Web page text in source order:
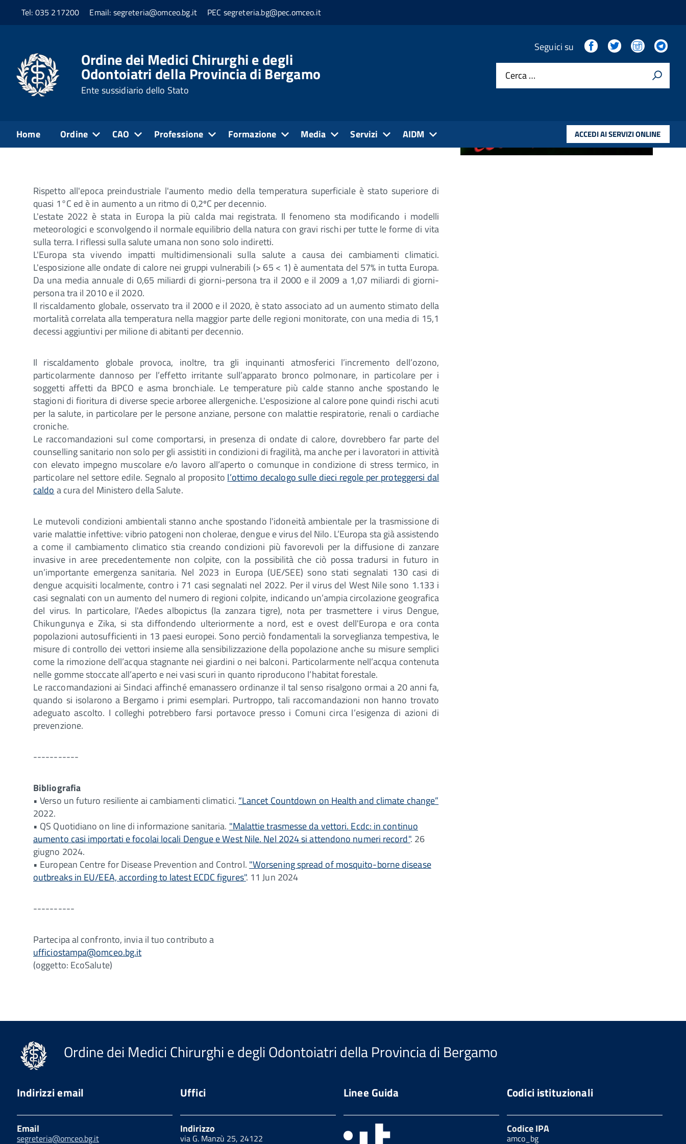
Tel: 035 217200 Email: segreteria@omceo.bg.it PEC segreteria.bg@pec.omceo.it
Ordine dei Medici Chirurghi e degli
Odontoiatri della Provincia di Bergamo
Ente sussidiario dello Stato
Seguici su FacebookTwitter Instagram
Cerca …
Home Ordine CAO Professione Formazione Media Servizi AIDM ACCEDI AI SERVIZI ONLINE
Home Media EcoSalute
2_Riscaldamento globale e salute
(a cura di Gianpiero Cassina)
Rispetto all'epoca preindustriale l'aumento medio della temperatura superficiale è stato superiore di
quasi 1°C ed è in aumento a un ritmo di 0,2ºC per decennio.
L'estate 2022 è stata in Europa la più calda mai registrata. Il fenomeno sta modificando i modelli
meteorologici e sconvolgendo il normale equilibrio della natura con gravi rischi per tutte le forme di vita
sulla terra. I riflessi sulla salute umana non sono solo indiretti.
L'Europa sta vivendo impatti multidimensionali sulla salute a causa dei cambiamenti climatici.
L'esposizione alle ondate di calore nei gruppi vulnerabili (> 65 < 1) è aumentata del 57% in tutta Europa.
Da una media annuale di 0,65 miliardi di giorni-persona tra il 2000 e il 2009 a 1,07 miliardi di giorni-
persona tra il 2010 e il 2020.
Il riscaldamento globale, osservato tra il 2000 e il 2020, è stato associato ad un aumento stimato della
mortalità correlata alla temperatura nella maggior parte delle regioni monitorate, con una media di 15,1
decessi aggiuntivi per milione di abitanti per decennio.
Il riscaldamento globale provoca, inoltre, tra gli inquinanti atmosferici l’incremento dell’ozono,
particolarmente dannoso per l’effetto irritante sull’apparato bronco polmonare, in particolare per i
soggetti affetti da BPCO e asma bronchiale. Le temperature più calde stanno anche spostando le
stagioni di fioritura di diverse specie arboree allergeniche. L'esposizione al calore pone quindi rischi acuti
per la salute, in particolare per le persone anziane, persone con malattie respiratorie, renali o cardiache
croniche.
Le raccomandazioni sul come comportarsi, in presenza di ondate di calore, dovrebbero far parte del
counselling sanitario non solo per gli assistiti in condizioni di fragilità, ma anche per i lavoratori in attività
con elevato impegno muscolare e/o lavoro all’aperto o comunque in condizione di stress termico, in
particolare nel settore edile. Segnalo al proposito l’ottimo decalogo sulle dieci regole per proteggersi dal
caldo a cura del Ministero della Salute.
Le mutevoli condizioni ambientali stanno anche spostando l'idoneità ambientale per la trasmissione di
varie malattie infettive: vibrio patogeni non cholerae, dengue e virus del Nilo. L’Europa sta già assistendo
a come il cambiamento climatico stia creando condizioni più favorevoli per la diffusione di zanzare
invasive in aree precedentemente non colpite, con la possibilità che ciò possa tradursi in futuro in
un’importante emergenza sanitaria. Nel 2023 in Europa (UE/SEE) sono stati segnalati 130 casi di
dengue acquisiti localmente, contro i 71 casi segnalati nel 2022. Per il virus del West Nile sono 1.133 i
casi segnalati con un aumento del numero di regioni colpite, indicando un’ampia circolazione geografica
del virus. In particolare, l'Aedes albopictus (la zanzara tigre), nota per trasmettere i virus Dengue,
Chikungunya e Zika, si sta diffondendo ulteriormente a nord, est e ovest dell'Europa e ora conta
popolazioni autosufficienti in 13 paesi europei. Sono perciò fondamentali la sorveglianza tempestiva, le
misure di controllo dei vettori insieme alla sensibilizzazione della popolazione anche su misure semplici
come la rimozione dell’acqua stagnante nei giardini o nei balconi. Particolarmente nell’acqua contenuta
nelle gomme stoccate all’aperto e nei vasi scuri in quanto riproducono l’habitat forestale.
Le raccomandazioni ai Sindaci affinché emanassero ordinanze il tal senso risalgono ormai a 20 anni fa,
quando si isolarono a Bergamo i primi esemplari. Purtroppo, tali raccomandazioni non hanno trovato
adeguato ascolto. I colleghi potrebbero farsi portavoce presso i Comuni circa l’esigenza di azioni di
prevenzione.
-----------
Bibliografia
• Verso un futuro resiliente ai cambiamenti climatici. “Lancet Countdown on Health and climate change”
2022.
• QS Quotidiano on line di informazione sanitaria. "Malattie trasmesse da vettori. Ecdc: in continuo
aumento casi importati e focolai locali Dengue e West Nile. Nel 2024 si attendono numeri record". 26
giugno 2024.
• European Centre for Disease Prevention and Control. "Worsening spread of mosquito-borne disease
outbreaks in EU/EEA, according to latest ECDC figures". 11 Jun 2024
----------
Partecipa al confronto, invia il tuo contributo a
ufficiostampa@omceo.bg.it
(oggetto: EcoSalute)
Ordine dei Medici Chirurghi e degli Odontoiatri della Provincia di Bergamo
Indirizzi email
Email
segreteria@omceo.bg.it
Uffici
Indirizzo
via G. Manzù 25, 24122
Linee Guida Codici istituzionali
Codice IPA
amco_bg